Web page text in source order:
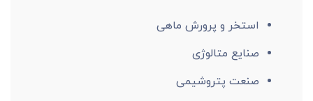
استخر و پرورش ماهی
صنایع متالوژی
صنعت پتروشیمی